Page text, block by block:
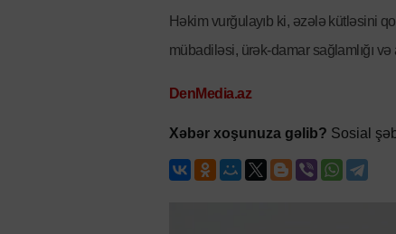
Həkim vurğulayıb ki, əzələ kütləsini
mübadiləsi, ürək-damar sağlamlığı
DenMedia.az
Xəbər xoşunuza gəlib? Sosial